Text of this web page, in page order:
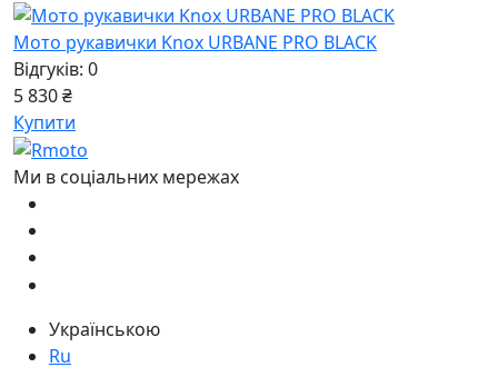
Мото рукавички Knox URBANE PRO BLACK
Відгуків: 0
5 830 ₴
Купити
Ми в соціальних мережах
Українською
Ru